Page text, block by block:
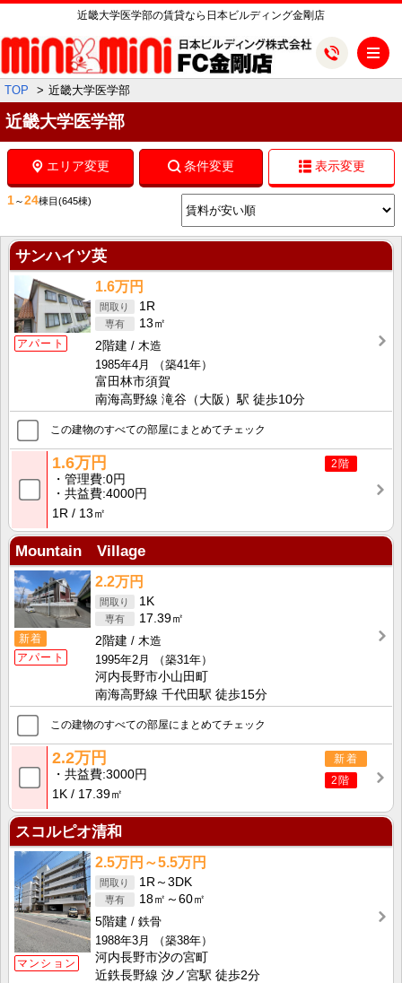
近畿大学医学部の賃貸なら日本ビルディング金剛店
TOP 近畿大学医学部
近畿大学医学部
エリア変更 条件変更 表示変更
1～24棟目 (645棟)
サンハイツ英
アパート
1.6万円
1R
13㎡
2階建
木造
1985年4月
（築41年）
富田林市須賀
南海高野線 滝谷（大阪）駅 徒歩10分
この建物のすべての部屋にまとめてチェック
2階
1.6万円
管理費 0円
共益費 4000円
1R
13㎡
Mountain Village
新着
アパート
2.2万円
1K
17.39㎡
2階建
木造
1995年2月
（築31年）
河内長野市小山田町
南海高野線 千代田駅 徒歩15分
この建物のすべての部屋にまとめてチェック
新着
2階
2.2万円
共益費 3000円
1K
17.39㎡
スコルピオ清和
マンション
2.5万円～5.5万円
1R～3DK
18㎡～60㎡
5階建
鉄骨
1988年3月
（築38年）
河内長野市汐の宮町
近鉄長野線 汐ノ宮駅 徒歩2分